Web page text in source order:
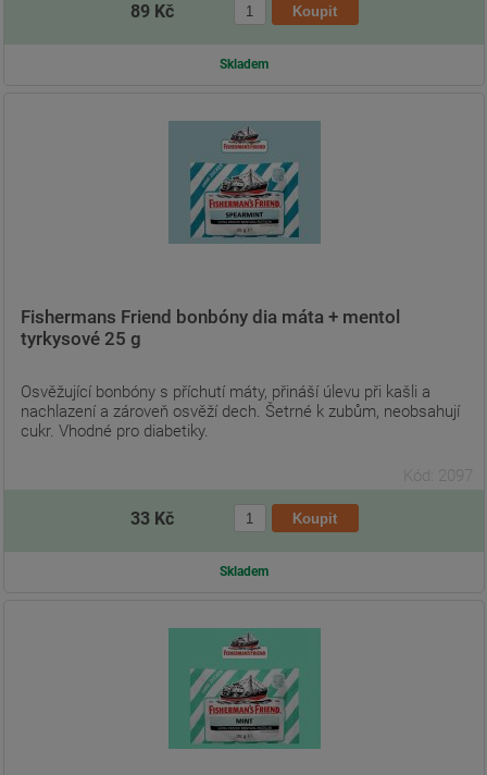
89 Kč
Skladem
Fishermans Friend bonbóny dia máta + mentol
tyrkysové 25 g
Osvěžující bonbóny s příchutí máty, přináší úlevu při kašli a
nachlazení a zároveň osvěží dech. Šetrné k zubům, neobsahují
cukr. Vhodné pro diabetiky.
Kód: 2097
33 Kč
Skladem